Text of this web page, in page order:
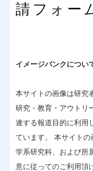
請フォー
イメージバンクについ
本サイトの画像は研究
研究・教育・アウトリ
連する報道目的に利用
ています。 本サイト
学系研究科、および所
意に従ってのご利用頂